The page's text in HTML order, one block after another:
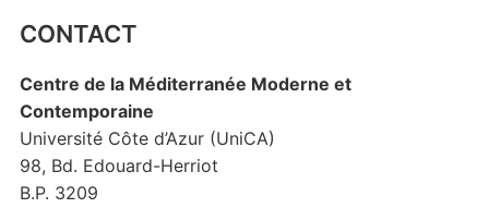
CONTACT
Centre de la Méditerranée Moderne et
Contemporaine
Université Côte d’Azur (UniCA)
98, Bd. Edouard-Herriot
B.P. 3209